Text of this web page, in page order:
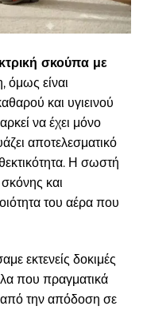
σκούπα με
όμως είναι
και υγιεινού
να έχει μόνο
αποτελεσματικό
Η σωστή
και
του αέρα που
εκτενείς δοκιμές
που πραγματικά
από την απόδοση σε